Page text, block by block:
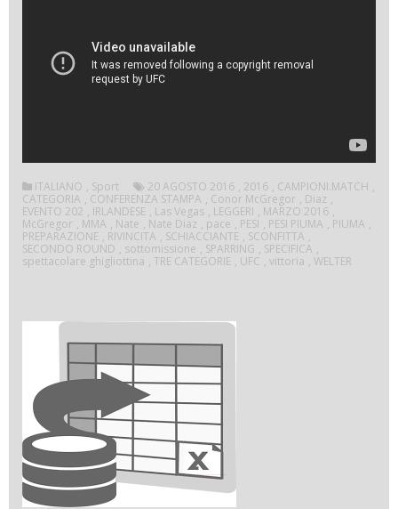
ITALIANO , Sport 20 AGOSTO 2016 , 2016 , CAMPIONI.MATCH ,
CATEGORIA , CONFERENZA STAMPA , Conor McGregor , Diaz ,
EVENTO 202 , IRLANDESE , Las Vegas , LEGGERI , MARZO 2016 ,
McGregor , MMA , Nate , Nate Diaz , pace , PESI , PESI PIUMA , PIUMA ,
PREPARAZIONE , RIVINCITA , SCHIACCIANTE , SCONFITTA ,
SECONDO ROUND , sottomissione , SPARRING , SPECIFICA ,
spettacolare ghigliottina , TRE CATEGORIE , UFC , vittoria , WELTER